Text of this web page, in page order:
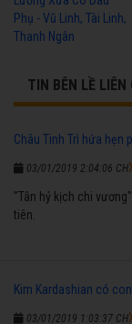
Phụ - Vũ Linh, Tài Linh,
Thanh Ngân
TIN BÊN LỀ LIÊN
Châu Tinh Trì hứa
03/01/2019 2:04:06 CH
"Tân hỷ kịch chi
tiên.
Kim Kardashian có
03/01/2019 1:03:37 CH